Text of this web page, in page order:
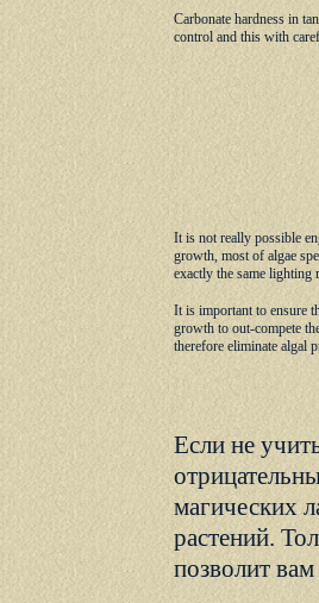
Carbonate hardness in
control and this with
It is not really possible
growth, most of algae
exactly the same lighting
It is important to ensure
growth to out-compete
therefore eliminate algal
Если не
магических
растений.
позволит